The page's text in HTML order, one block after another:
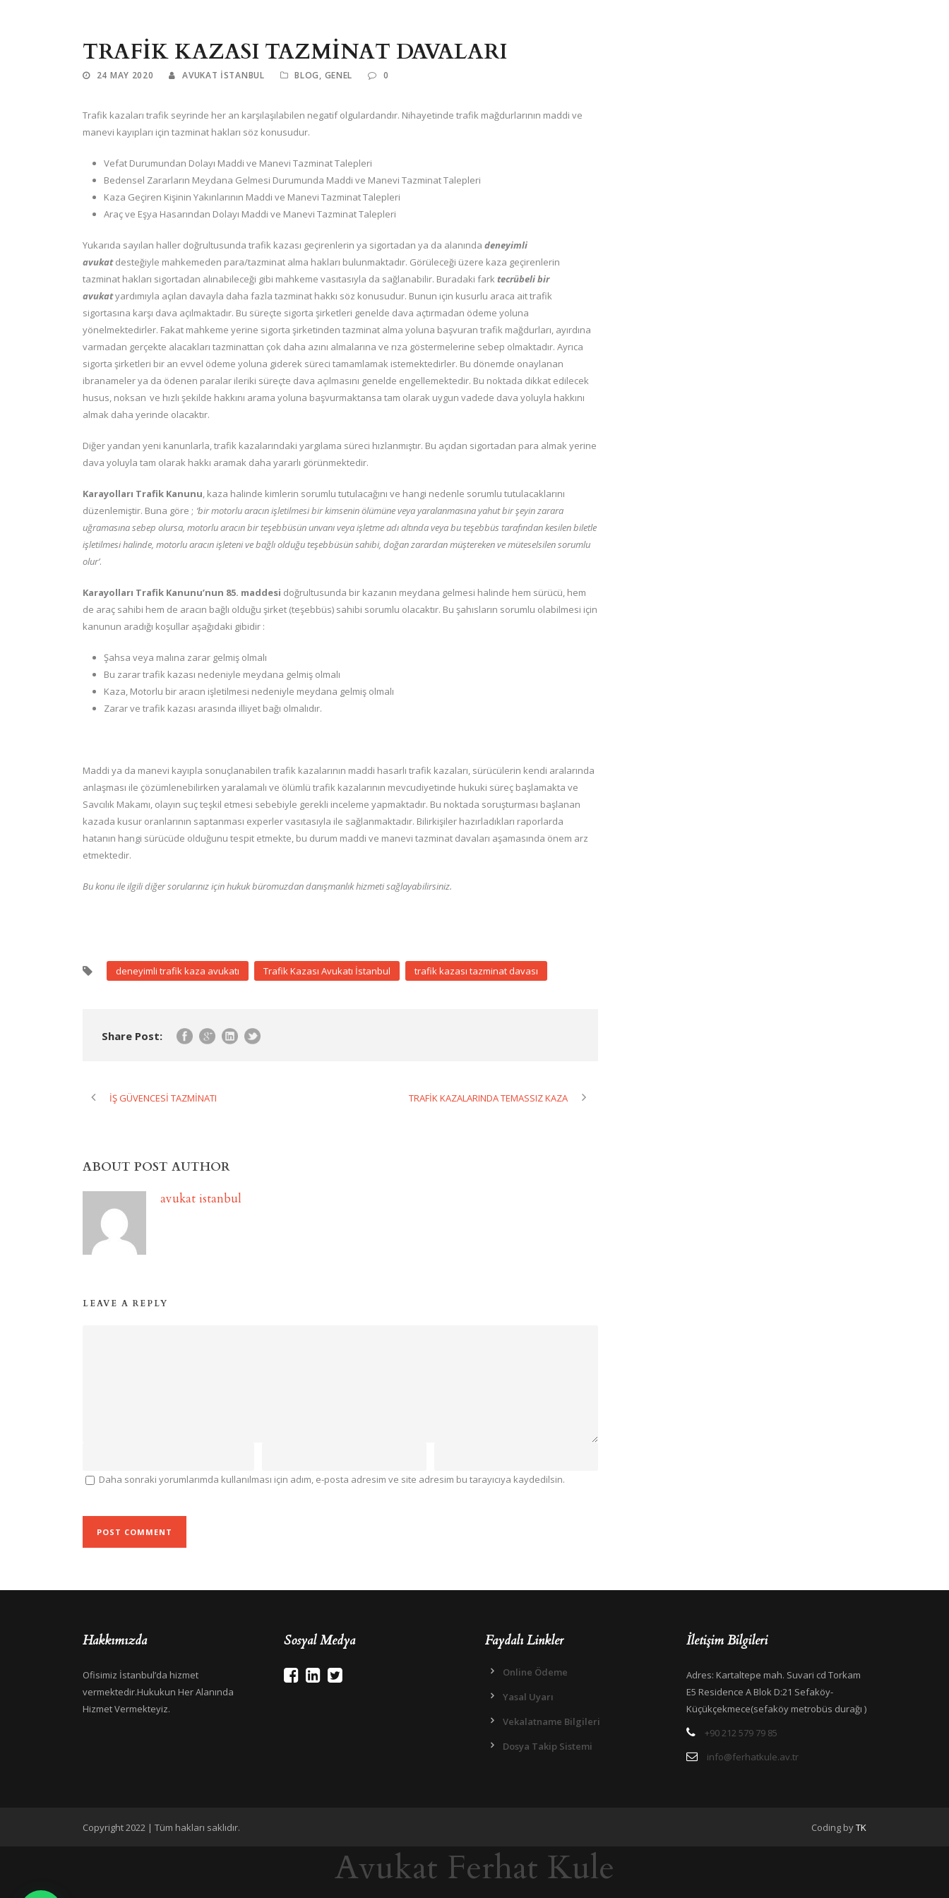
TRAFİK KAZASI TAZMİNAT DAVALARI
24 MAY 2020 AVUKAT ISTANBUL BLOG, GENEL 0
Trafik kazaları trafik seyrinde her an karşılaşılabilen negatif olgulardandır. Nihayetinde trafik mağdurlarının maddi ve
manevi kayıpları için tazminat hakları söz konusudur.
Vefat Durumundan Dolayı Maddi ve Manevi Tazminat Talepleri
Bedensel Zararların Meydana Gelmesi Durumunda Maddi ve Manevi Tazminat Talepleri
Kaza Geçiren Kişinin Yakınlarının Maddi ve Manevi Tazminat Talepleri
Araç ve Eşya Hasarından Dolayı Maddi ve Manevi Tazminat Talepleri
Yukarıda sayılan haller doğrultusunda trafik kazası geçirenlerin ya sigortadan ya da alanında deneyimli
avukat desteğiyle mahkemeden para/tazminat alma hakları bulunmaktadır. Görüleceği üzere kaza geçirenlerin
tazminat hakları sigortadan alınabileceği gibi mahkeme vasıtasıyla da sağlanabilir. Buradaki farktecrübeli bir
avukatyardımıyla açılan davayla daha fazla tazminat hakkı söz konusudur. Bunun için kusurlu araca ait trafik
sigortasına karşı dava açılmaktadır. Bu süreçte sigorta şirketleri genelde dava açtırmadan ödeme yoluna
yönelmektedirler. Fakat mahkeme yerine sigorta şirketinden tazminat alma yoluna başvuran trafik mağdurları, ayırdına
varmadan gerçekte alacakları tazminattan çok daha azını almalarına ve rıza göstermelerine sebep olmaktadır. Ayrıca
sigorta şirketleri bir an evvel ödeme yoluna giderek süreci tamamlamak istemektedirler. Bu dönemde onaylanan
ibranameler ya da ödenen paralar ileriki süreçte dava açılmasını genelde engellemektedir. Bu noktada dikkat edilecek
husus, noksan ve hızlı şekilde hakkını arama yoluna başvurmaktansa tam olarak uygun vadede dava yoluyla hakkını
almak daha yerinde olacaktır.
Diğer yandan yeni kanunlarla, trafik kazalarındaki yargılama süreci hızlanmıştır. Bu açıdan sigortadan para almak yerine
dava yoluyla tam olarak hakkı aramak daha yararlı görünmektedir.
Karayolları Trafik Kanunu, kaza halinde kimlerin sorumlu tutulacağını ve hangi nedenle sorumlu tutulacaklarını
düzenlemiştir. Buna göre ; ‘bir motorlu aracın işletilmesi bir kimsenin ölümüne veya yaralanmasına yahut bir şeyin zarara
uğramasına sebep olursa, motorlu aracın bir teşebbüsün unvanı veya işletme adı altında veya bu teşebbüs tarafından kesilen biletle
işletilmesi halinde, motorlu aracın işleteni ve bağlı olduğu teşebbüsün sahibi, doğan zarardan müştereken vemüteselsilensorumlu
olur’.
Karayolları Trafik Kanunu’nun 85. maddesi doğrultusunda bir kazanın meydana gelmesi halinde hem sürücü, hem
de araç sahibi hem de aracın bağlı olduğu şirket (teşebbüs) sahibi sorumlu olacaktır. Bu şahısların sorumlu olabilmesi için
kanunun aradığı koşullar aşağıdaki gibidir :
Şahsa veya malına zarar gelmiş olmalı
Bu zarar trafik kazası nedeniyle meydana gelmiş olmalı
Kaza, Motorlu bir aracın işletilmesi nedeniyle meydana gelmiş olmalı
Zarar ve trafik kazası arasında illiyet bağı olmalıdır.
Maddi ya da manevi kayıpla sonuçlanabilen trafik kazalarının maddi hasarlı trafik kazaları, sürücülerin kendi aralarında
anlaşması ile çözümlenebilirken yaralamalı ve ölümlü trafik kazalarının mevcudiyetinde hukuki süreç başlamakta ve
Savcılık Makamı, olayın suç teşkil etmesi sebebiyle gerekli inceleme yapmaktadır. Bu noktada soruşturması başlanan
kazada kusur oranlarının saptanması experler vasıtasıyla ile sağlanmaktadır. Bilirkişiler hazırladıkları raporlarda
hatanın hangi sürücüde olduğunu tespit etmekte, bu durum maddi ve manevi tazminat davaları aşamasında önem arz
etmektedir.
Bu konu ile ilgili diğer sorularınız için hukuk büromuzdan danışmanlık hizmeti sağlayabilirsiniz.
deneyimli trafik kaza avukatı Trafik Kazası Avukatı İstanbul trafik kazası tazminat davası
Share Post:
İŞ GÜVENCESİ TAZMİNATI TRAFİK KAZALARINDA TEMASSIZ KAZA
ABOUT POST AUTHOR
avukat istanbul
LEAVE A REPLY
Daha sonraki yorumlarımda kullanılması için adım, e-posta adresim ve site adresim bu tarayıcıya kaydedilsin.
Hakkımızda
Ofisimiz İstanbul’da hizmet
vermektedir.Hukukun Her Alanında
Hizmet Vermekteyiz.
Sosyal Medya Faydalı Linkler
Online Ödeme
Yasal Uyarı
Vekalatname Bilgileri
Dosya Takip Sistemi
İletişim Bilgileri
Adres: Kartaltepe mah. Suvari cd Torkam
E5 Residence A Blok D:21 Sefaköy-
Küçükçekmece(sefaköy metrobüs durağı )
+90 212 579 79 85
info@ferhatkule.av.tr
Copyright 2022 | Tüm hakları saklıdır. Coding byTK
Avukat Ferhat Kule